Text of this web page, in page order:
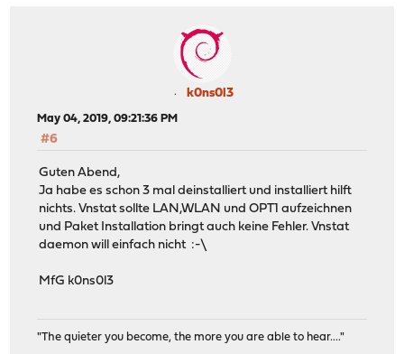
k0ns0l3
May 04, 2019, 09:21:36 PM
#6
Guten Abend,
Ja habe es schon 3 mal deinstalliert und installiert hilft
nichts. Vnstat sollte LAN,WLAN und OPT1 aufzeichnen
und Paket Installation bringt auch keine Fehler. Vnstat
daemon will einfach nicht :-\
MfG k0ns0l3
"The quieter you become, the more you are able to hear...."